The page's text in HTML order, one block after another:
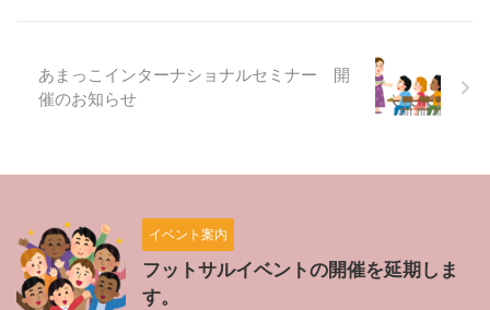
あまっこインターナショナルセミナー 開
催のお知らせ
イベント案内
フットサルイベントの開催を延期しま
す。